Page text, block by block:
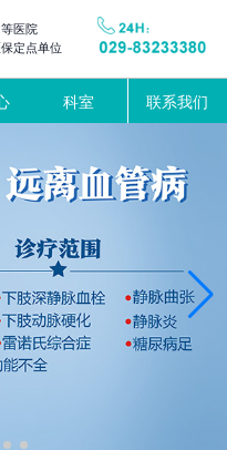
医院
定点单位
科室 联系我们